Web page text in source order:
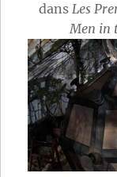
dans Les
Men in